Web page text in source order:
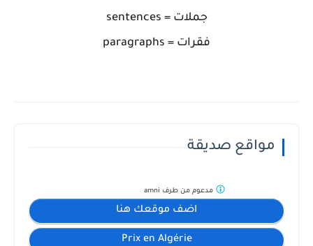
sentences = جملات
paragraphs = فقرات
مواقع صديقة
اضف موقعك هنا
Prix en Algérie
مدعوم من طرف amni